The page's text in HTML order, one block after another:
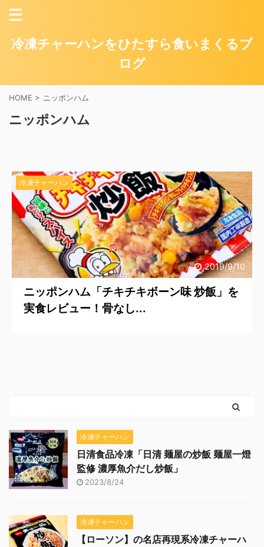
冷凍チャーハンをひたすら食いまくるブ
ログ
HOME > ニッポンハム
ニッポンハム
2019/9/10
冷凍チャーハン
ニッポンハム「チキチキボーン味 炒飯」を
実食レビュー！骨なし...
冷凍チャーハン
日清食品冷凍「日清 麺屋の炒飯 麺屋一燈
監修 濃厚魚介だし炒飯」
2023/8/24
冷凍チャーハン
【ローソン】の名店再現系冷凍チャーハ